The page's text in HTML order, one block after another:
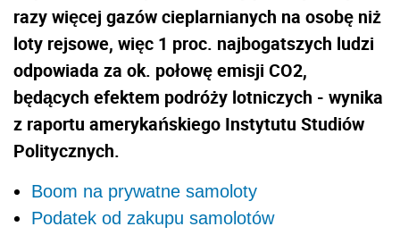
razy więcej gazów cieplarnianych na osobę niż
loty rejsowe, więc 1 proc. najbogatszych ludzi
odpowiada za ok. połowę emisji CO2,
będących efektem podróży lotniczych - wynika
z raportu amerykańskiego Instytutu Studiów
Politycznych.
Boom na prywatne samoloty
Podatek od zakupu samolotów